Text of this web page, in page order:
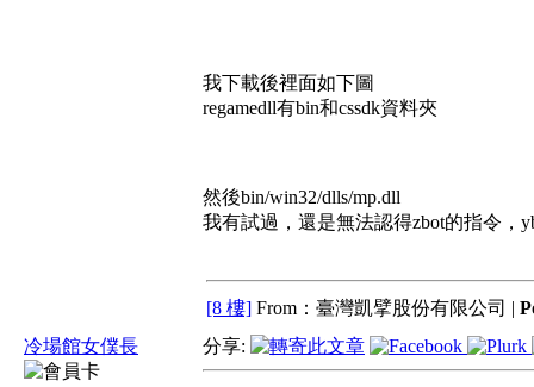
我下載後裡面如下圖
regamedll有bin和cssdk資料夾
然後bin/win32/dlls/mp.dll
我有試過，還是無法認得zbot的指令，
[8 樓] From：臺灣凱擘股份有限公司 |
冷場館女僕長
分享: